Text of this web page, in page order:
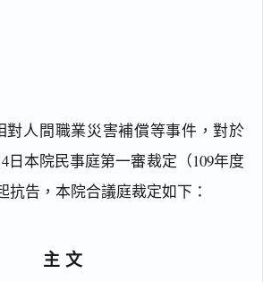
對人間職業災害補償等事件，對於
日本院民事庭第一審裁定（109年度
抗告，本院合議庭裁定如下：
主文